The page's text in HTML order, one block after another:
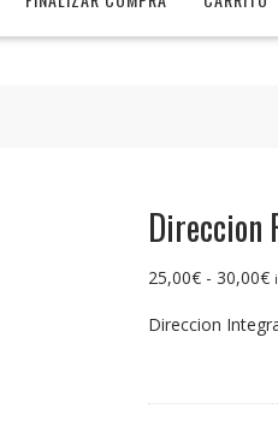
Direccion
25,00€ - 30,00€
Direccion